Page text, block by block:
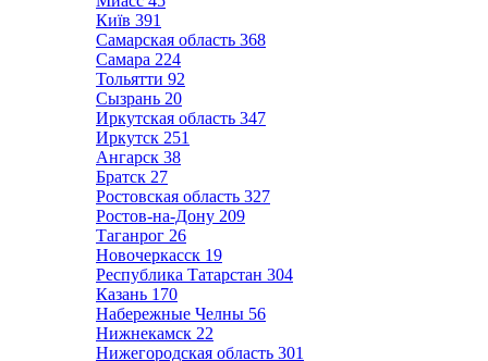
Київ 391
Самарская область 368
Самара 224
Тольятти 92
Сызрань 20
Иркутская область 347
Иркутск 251
Ангарск 38
Братск 27
Ростовская область 327
Ростов-на-Дону 209
Таганрог 26
Новочеркасск 19
Республика Татарстан 304
Казань 170
Набережные Челны 56
Нижнекамск 22
Нижегородская область 301